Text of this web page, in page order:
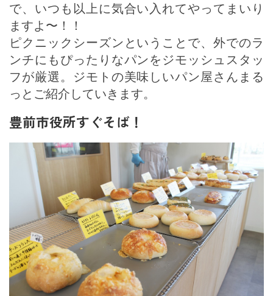
で、いつも以上に気合い入れてやってまいり
ますよ〜！！
ピクニックシーズンということで、外でのラ
ンチにもぴったりなパンをジモッシュスタッ
フが厳選。ジモトの美味しいパン屋さんまる
っとご紹介していきます。
豊前市役所すぐそば！